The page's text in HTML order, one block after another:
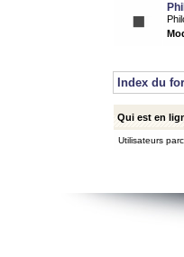
Index du
Qui est en
Utilisateurs